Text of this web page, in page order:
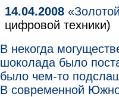
14.04.2008
цифровой техники)
В некогда
шоколада было
было чем-то
В современной